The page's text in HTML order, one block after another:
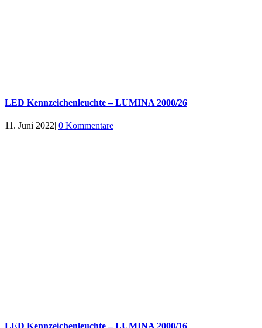
LED Kennzeichenleuchte – LUMINA 2000/26
11. Juni 2022| 0 Kommentare
LED Kennzeichenleuchte – LUMINA 2000/16